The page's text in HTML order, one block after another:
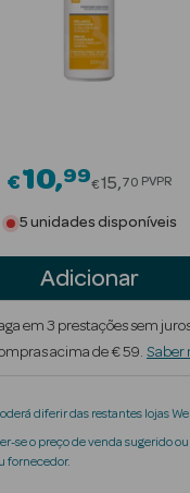
€10 99Price
€15 70 PVPR
5 unidades disponíveis
Adicionar
em 3 prestações sem
acima de € 59. Saber
diferir das restantes lojas
se o preço de venda sugerido
fornecedor.